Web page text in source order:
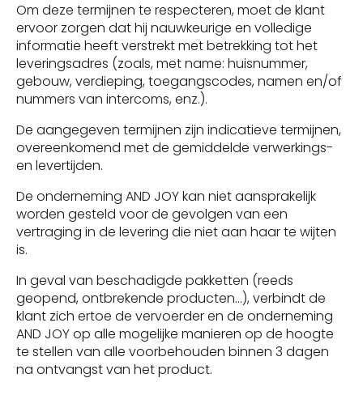
Om deze termijnen te respecteren, moet de klant
ervoor zorgen dat hij nauwkeurige en volledige
informatie heeft verstrekt met betrekking tot het
leveringsadres (zoals, met name: huisnummer,
gebouw, verdieping, toegangscodes, namen en/of
nummers van intercoms, enz.).
De aangegeven termijnen zijn indicatieve termijnen,
overeenkomend met de gemiddelde verwerkings-
en levertijden.
De onderneming AND JOY kan niet aansprakelijk
worden gesteld voor de gevolgen van een
vertraging in de levering die niet aan haar te wijten
is.
In geval van beschadigde pakketten (reeds
geopend, ontbrekende producten…), verbindt de
klant zich ertoe de vervoerder en de onderneming
AND JOY op alle mogelijke manieren op de hoogte
te stellen van alle voorbehouden binnen 3 dagen
na ontvangst van het product.